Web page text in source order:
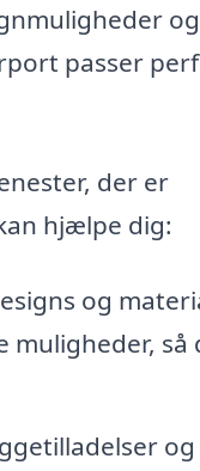
og
passer
der er
hjælpe dig:
og
muligheder, så
og